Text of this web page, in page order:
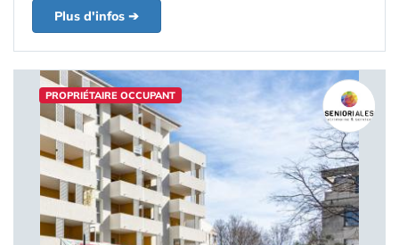
Plus d'infos ➔
PROPRIÉTAIRE OCCUPANT